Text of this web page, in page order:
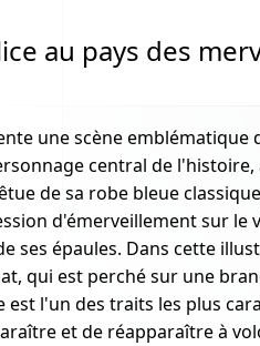
au pays des
une scène emblématique
central de
de sa robe bleue
d'émerveillement sur le
ses épaules. Dans cette
qui est perché sur une
est l'un des traits les plus
et de réapparaître à